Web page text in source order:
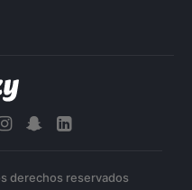
derechos reservados